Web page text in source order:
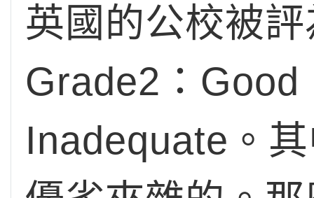
英國的公校被
Grade2：
Inadequate。